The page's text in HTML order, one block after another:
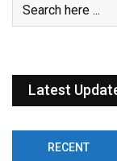
Latest
RECENT